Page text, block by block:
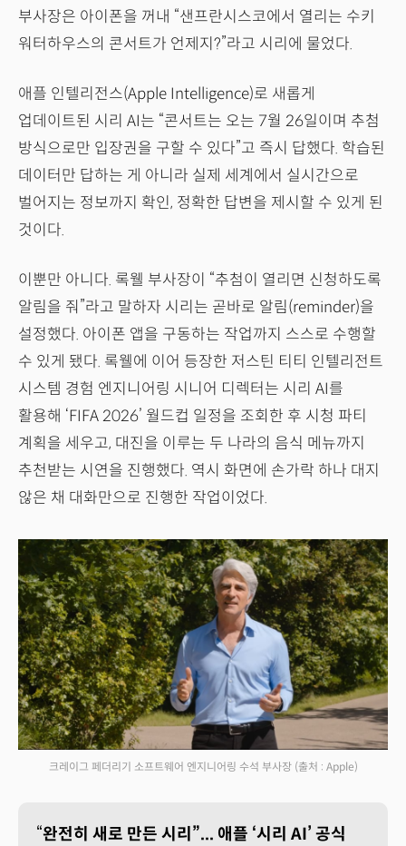
부사장은 아이폰을 꺼내 “샌프란시스코에서 열리는 수키
워터하우스의 콘서트가 언제지?”라고 시리에 물었다.
애플 인텔리전스(Apple Intelligence)로 새롭게
업데이트된 시리 AI는 “콘서트는 오는 7월 26일이며 추첨
방식으로만 입장권을 구할 수 있다”고 즉시 답했다. 학습된
데이터만 답하는 게 아니라 실제 세계에서 실시간으로
벌어지는 정보까지 확인, 정확한 답변을 제시할 수 있게 된
것이다.
이뿐만 아니다. 록웰 부사장이 “추첨이 열리면 신청하도록
알림을 줘”라고 말하자 시리는 곧바로 알림(reminder)을
설정했다. 아이폰 앱을 구동하는 작업까지 스스로 수행할
수 있게 됐다. 록웰에 이어 등장한 저스틴 티티 인텔리전트
시스템 경험 엔지니어링 시니어 디렉터는 시리 AI를
활용해 ‘FIFA 2026’ 월드컵 일정을 조회한 후 시청 파티
계획을 세우고, 대진을 이루는 두 나라의 음식 메뉴까지
추천받는 시연을 진행했다. 역시 화면에 손가락 하나 대지
않은 채 대화만으로 진행한 작업이었다.
크레이그 페더리기 소프트웨어 엔지니어링 수석 부사장 (출처 : Apple)
“완전히 새로 만든 시리”... 애플 ‘시리 AI’ 공식